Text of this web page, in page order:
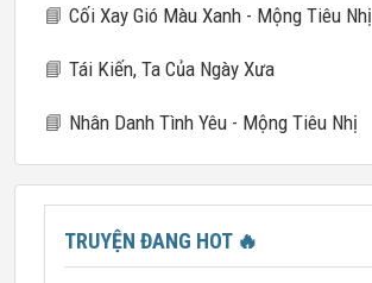
📘 Cối Xay Gió Màu Xanh - Mộng Tiêu Nhị
📘 Tái Kiến, Ta Của Ngày Xưa
📘 Nhân Danh Tình Yêu - Mộng Tiêu Nhị
TRUYỆN ĐANG HOT 🔥